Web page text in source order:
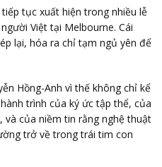
tục xuất hiện trong nhiều lễ
Việt tại Melbourne. Cái
lại, hóa ra chỉ tạm ngủ yên để
Hồng-Anh vì thế không chỉ kể
trình của ký ức tập thể, của
của niềm tin rằng nghệ thuật
trở về trong trái tim con